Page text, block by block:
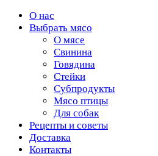
О нас
Выбрать мясо
О мясе
Свинина
Говядина
Стейки
Субпродукты
Мясо птицы
Для собак
Рецепты и советы
Доставка
Контакты